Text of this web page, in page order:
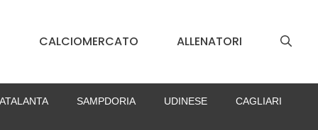
CALCIOMERCATO ALLENATORI
SAMPDORIA UDINESE CAGLIARI